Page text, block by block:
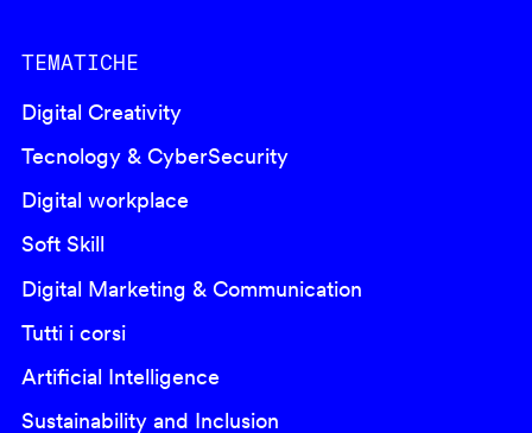
TEMATICHE
Digital Creativity
Tecnology & CyberSecurity
Digital workplace
Soft Skill
Digital Marketing & Communication
Tutti i corsi
Artificial Intelligence
Sustainability and Inclusion